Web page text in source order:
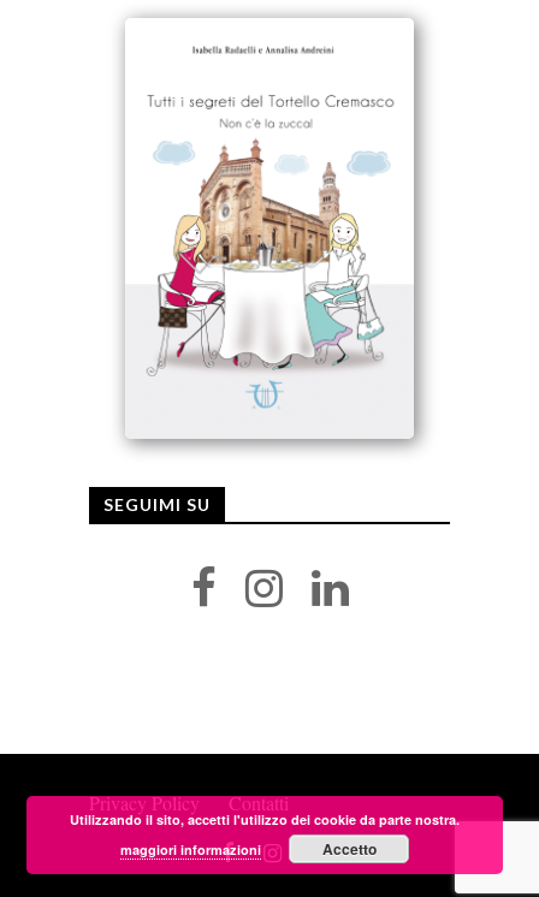
SEGUIMI SU
Privacy Policy Contatti
Utilizzando il sito, accetti l'utilizzo dei cookie da parte nostra.
maggiori informazioni
Accetto